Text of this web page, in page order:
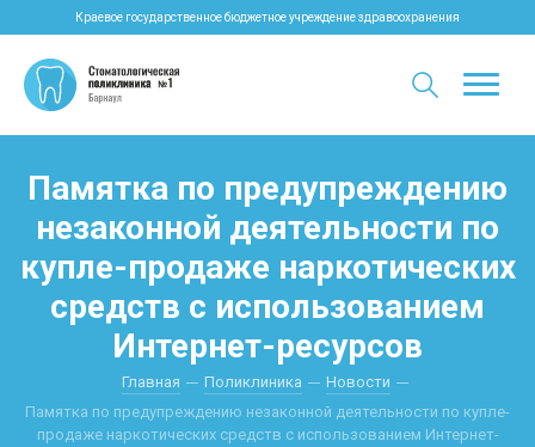
Краевое государственное бюджетное учреждение здравоохранения
Памятка по предупреждению
незаконной деятельности по
купле-продаже наркотических
средств с использованием
Интернет-ресурсов
Главная Поликлиника
Новости
Памятка по предупреждению незаконной деятельности по купле-
продаже наркотических средств с использованием Интернет-